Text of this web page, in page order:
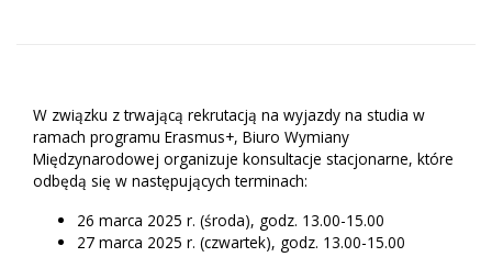
W związku z trwającą rekrutacją na wyjazdy na studia w
ramach programu Erasmus+, Biuro Wymiany
Międzynarodowej organizuje konsultacje stacjonarne, które
odbędą się w następujących terminach:
26 marca 2025 r. (środa), godz. 13.00-15.00
27 marca 2025 r. (czwartek), godz. 13.00-15.00